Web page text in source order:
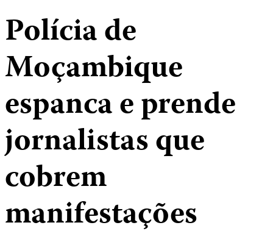
Polícia de
Moçambique
espanca e prende
jornalistas que
cobrem
manifestações